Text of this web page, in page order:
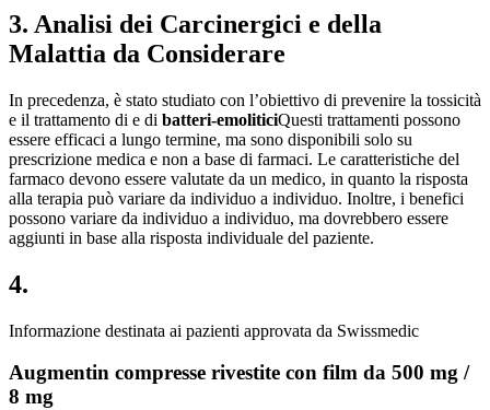
3. Analisi dei Carcinergici e della
Malattia da Considerare
In precedenza, è stato studiato con l’obiettivo di prevenire la tossicità
e il trattamento di e di batteri-emoliticiQuesti trattamenti possono
essere efficaci a lungo termine, ma sono disponibili solo su
prescrizione medica e non a base di farmaci. Le caratteristiche del
farmaco devono essere valutate da un medico, in quanto la risposta
alla terapia può variare da individuo a individuo. Inoltre, i benefici
possono variare da individuo a individuo, ma dovrebbero essere
aggiunti in base alla risposta individuale del paziente.
4.
Informazione destinata ai pazienti approvata da Swissmedic
Augmentin compresse rivestite con film da 500 mg /
8 mg